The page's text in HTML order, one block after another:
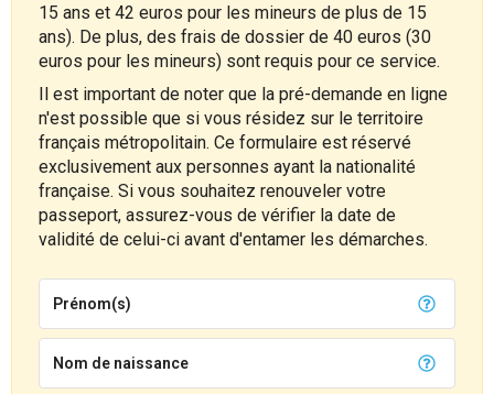
15 ans et 42 euros pour les mineurs de plus de 15
ans). De plus, des frais de dossier de 40 euros (30
euros pour les mineurs) sont requis pour ce service.
Il est important de noter que la pré-demande en ligne
n'est possible que si vous résidez sur le territoire
français métropolitain. Ce formulaire est réservé
exclusivement aux personnes ayant la nationalité
française. Si vous souhaitez renouveler votre
passeport, assurez-vous de vérifier la date de
validité de celui-ci avant d'entamer les démarches.
Prénom(s)
Nom de naissance